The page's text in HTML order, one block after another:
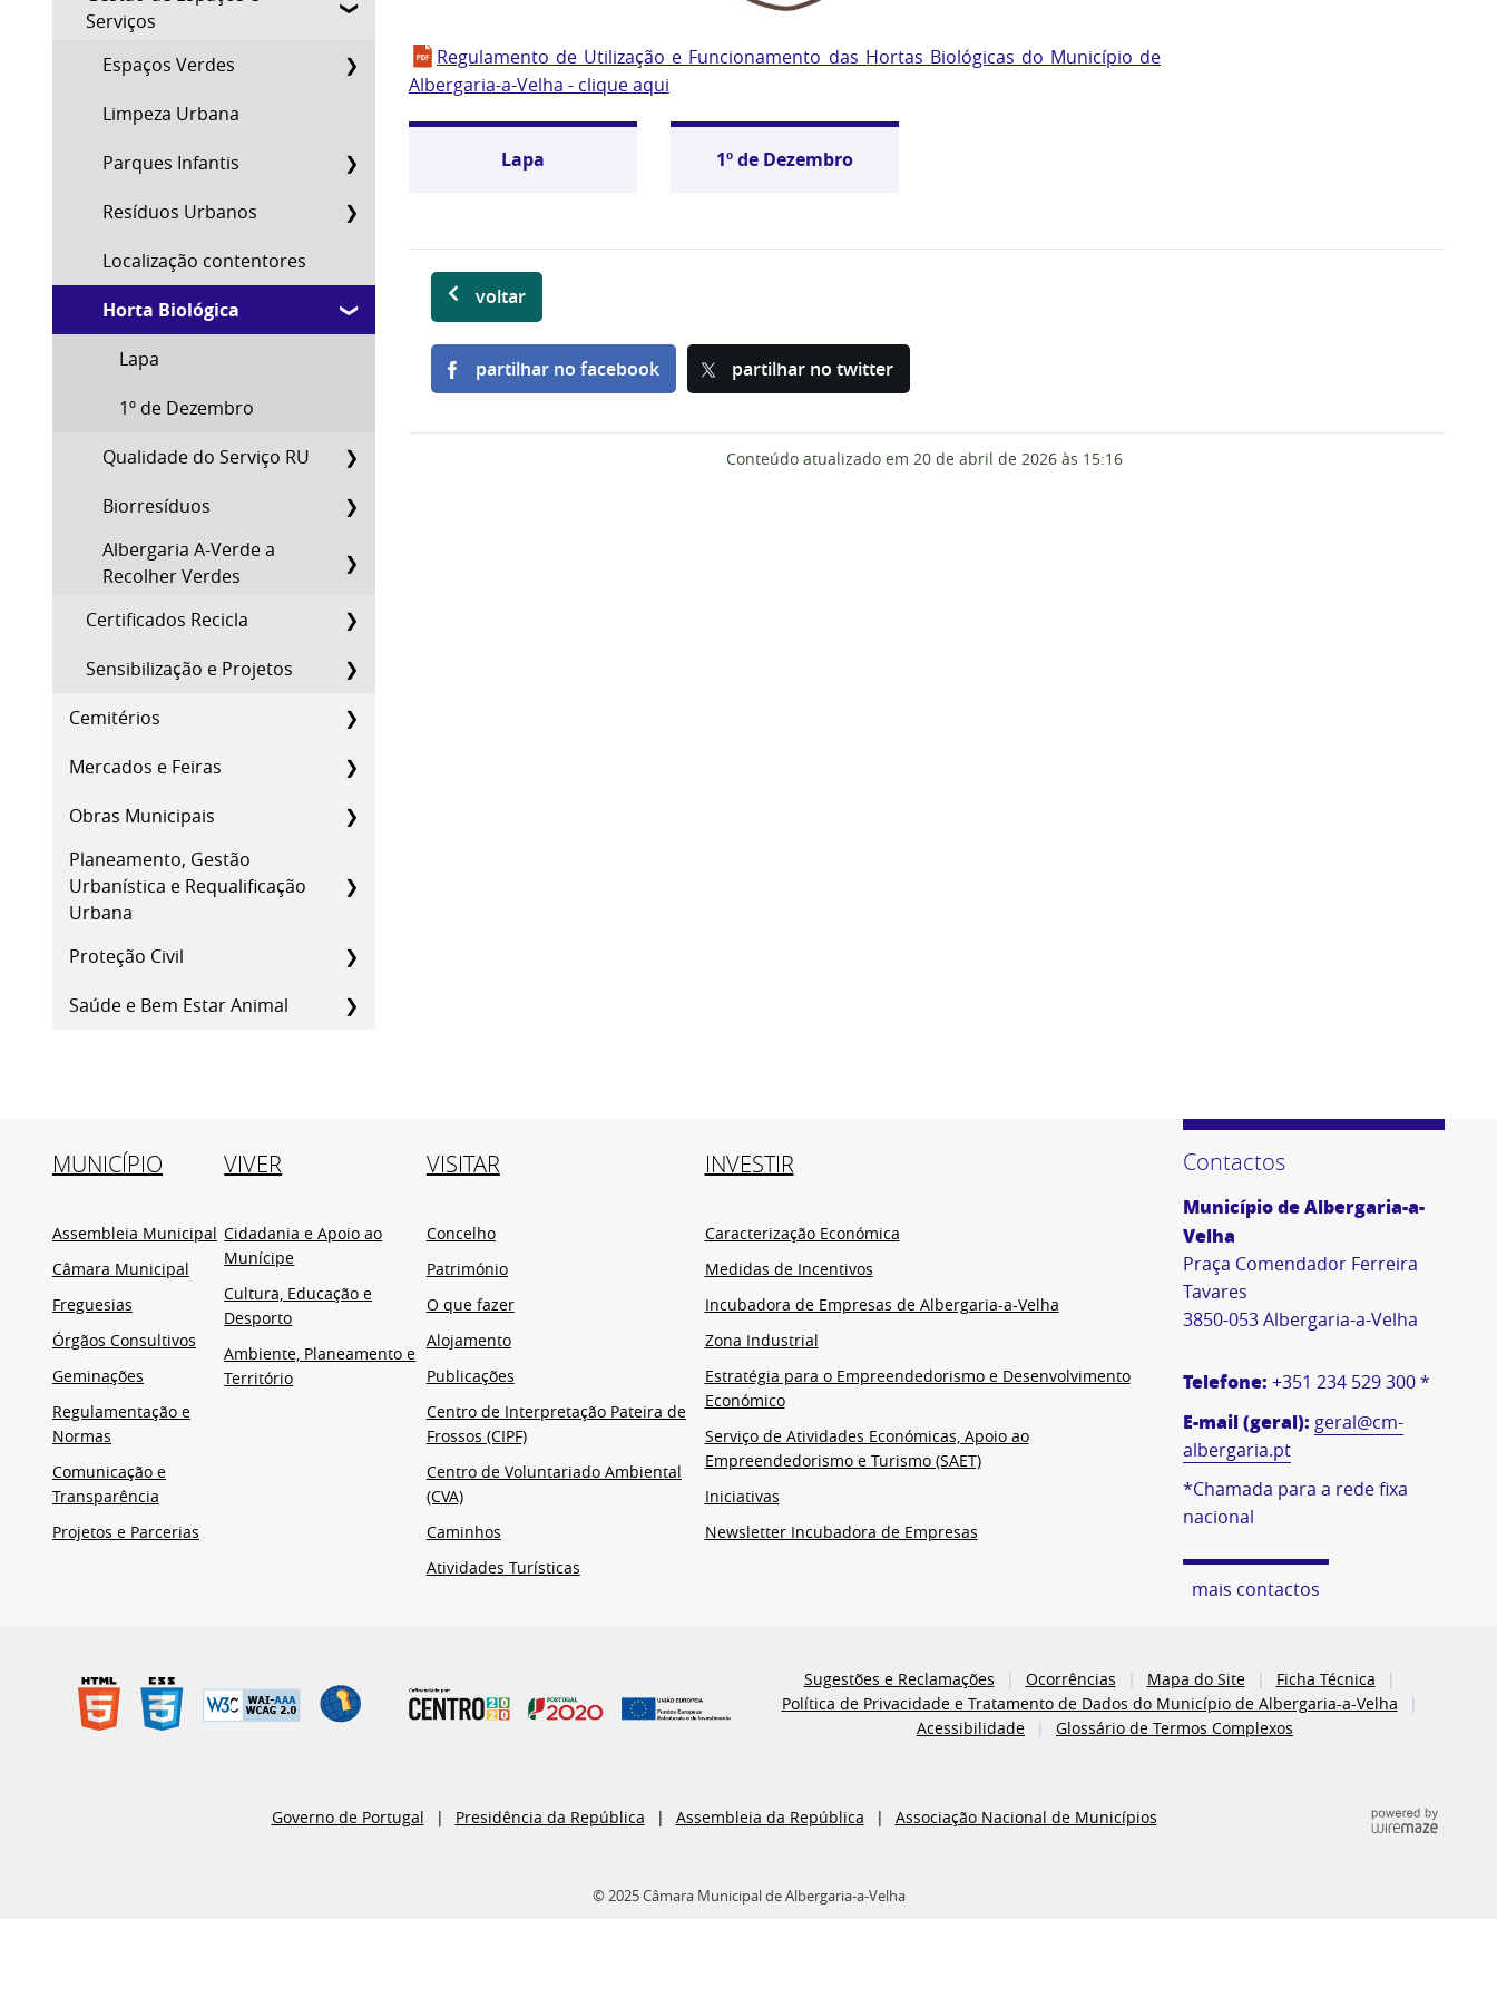
Serviços
Espaços Verdes
Limpeza Urbana
Parques Infantis
Resíduos Urbanos
Localização contentores
Horta Biológica
Lapa
1º de Dezembro
Qualidade do Serviço RU
Biorresíduos
Albergaria A-Verde a
Recolher Verdes
Certificados Recicla
Sensibilização e Projetos
Cemitérios
Mercados e Feiras
Obras Municipais
Planeamento, Gestão
Urbanística e Requalificação
Urbana
Proteção Civil
Saúde e Bem Estar Animal
Regulamento de Utilização e Funcionamento das Hortas Biológicas do Município de
Albergaria-a-Velha - clique aqui
Lapa 1º de Dezembro
voltar
partilhar no facebook partilhar no twitter
Conteúdo atualizado em 20 de abril de 2026 às 15:16
MUNICÍPIO
Assembleia Municipal
Câmara Municipal
Freguesias
Órgãos Consultivos
Geminações
Regulamentação e
Normas
Comunicação e
Transparência
Projetos e Parcerias
VIVER
Cidadania e Apoio ao
Munícipe
Cultura, Educação e
Desporto
Ambiente, Planeamento e
Território
VISITAR
Concelho
Património
O que fazer
Alojamento
Publicações
Centro de Interpretação Pateira de
Frossos (CIPF)
Centro de Voluntariado Ambiental
(CVA)
Caminhos
Atividades Turísticas
INVESTIR
Caracterização Económica
Medidas de Incentivos
Incubadora de Empresas de Albergaria-a-Velha
Zona Industrial
Estratégia para o Empreendedorismo e Desenvolvimento
Económico
Serviço de Atividades Económicas, Apoio ao
Empreendedorismo e Turismo (SAET)
Iniciativas
Newsletter Incubadora de Empresas
Contactos
Município de Albergaria-a-
Velha
Praça Comendador Ferreira
Tavares
3850-053 Albergaria-a-Velha
Telefone: +351 234 529 300 *
E-mail (geral): geral@cm-
albergaria.pt
*Chamada para a rede fixa
nacional
mais contactos
Sugestões e Reclamações Ocorrências Mapa do Site
Ficha Técnica
Política de Privacidade e Tratamento de Dados do Município de Albergaria-a-Velha
Acessibilidade
Glossário de Termos Complexos
Governo de Portugal Presidência da República Assembleia da República Associação Nacional de Municípios
© 2025 Câmara Municipal de Albergaria-a-Velha